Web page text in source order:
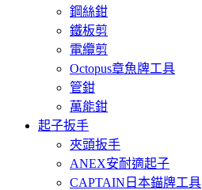
鋼絲鉗
鐵板剪
電纜剪
Octopus章魚牌工具
管鉗
萬能鉗
起子扳手
夾頭扳手
ANEX安耐適起子
CAPTAIN日本錨牌工具